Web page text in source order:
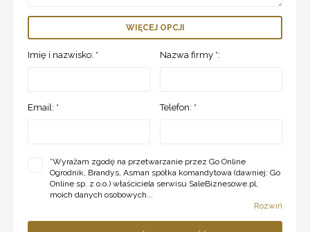
WIĘCEJ OPCJI
Imię i nazwisko: * Nazwa firmy *:
Email: * Telefon: *
*Wyrażam zgodę na przetwarzanie przez Go Online
Ogrodnik, Brandys, Asman spółka komandytowa (dawniej: Go
Online sp. z o.o.) właściciela serwisu SaleBiznesowe.pl,
moich danych osobowych...
Rozwiń